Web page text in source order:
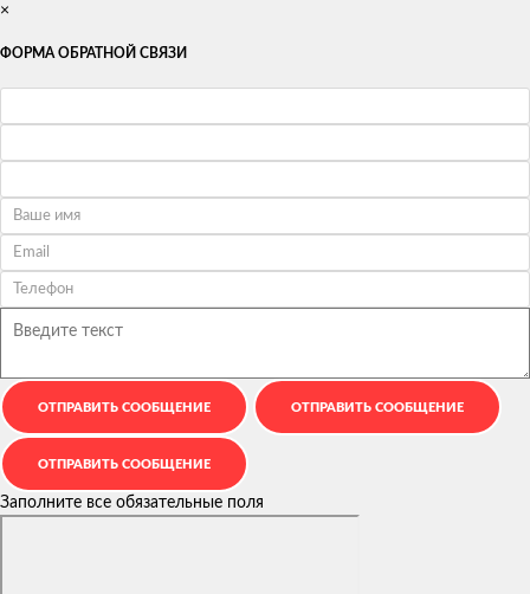
×
ФОРМА ОБРАТНОЙ СВЯЗИ
Заполните все обязательные поля